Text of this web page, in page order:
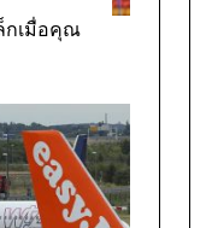
กเมื่อคุณ